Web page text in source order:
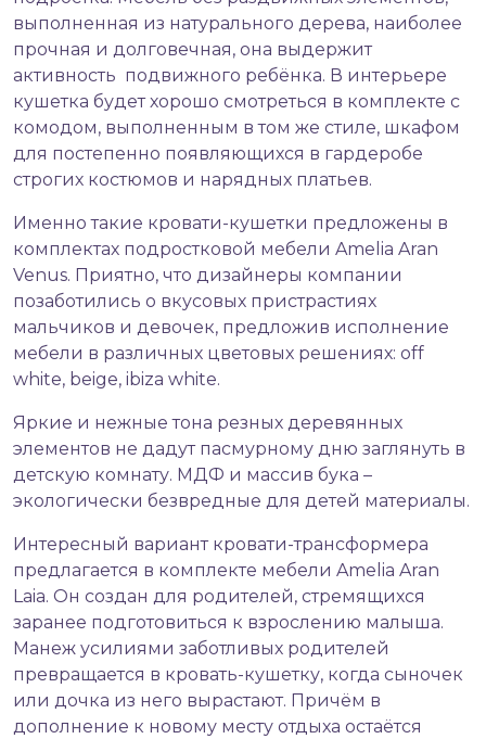
выполненная из натурального дерева, наиболее
прочная и долговечная, она выдержит
активность подвижного ребёнка. В интерьере
кушетка будет хорошо смотреться в комплекте с
комодом, выполненным в том же стиле, шкафом
для постепенно появляющихся в гардеробе
строгих костюмов и нарядных платьев.
Именно такие кровати-кушетки предложены в
комплектах подростковой мебели Amelia Aran
Venus. Приятно, что дизайнеры компании
позаботились о вкусовых пристрастиях
мальчиков и девочек, предложив исполнение
мебели в различных цветовых решениях: off
white, beige, ibiza white.
Яркие и нежные тона резных деревянных
элементов не дадут пасмурному дню заглянуть в
детскую комнату. МДФ и массив бука –
экологически безвредные для детей материалы.
Интересный вариант кровати-трансформера
предлагается в комплекте мебели Amelia Aran
Laia. Он создан для родителей, стремящихся
заранее подготовиться к взрослению малыша.
Манеж усилиями заботливых родителей
превращается в кровать-кушетку, когда сыночек
или дочка из него вырастают. Причём в
дополнение к новому месту отдыха остаётся